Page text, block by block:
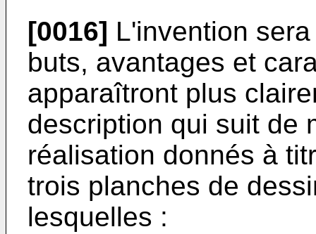
[0016] L'invention
buts, avantages et
apparaîtront plus
description qui suit de
réalisation donnés à
trois planches de
lesquelles :